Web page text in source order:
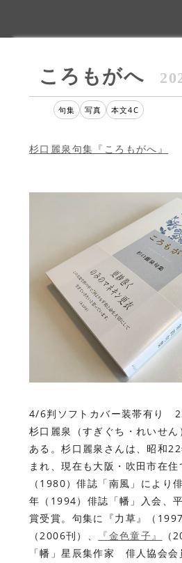
ころもがへ
句集 写真 本文4C
杉口麗泉句集『ころもがへ』
4/6判ソフトカバー装帯有り
杉口麗泉
（すぎぐち・れいせ
ある。杉口麗泉さんは、昭和
まれ、現在も大阪・吹田市在
（1980）俳誌「南風」により
年（1994）俳誌「幡」入会、
賞受賞。句集に『力草』（
（2006刊）、
『金色童子』
（
「幡」星辰集作家 俳人協会会